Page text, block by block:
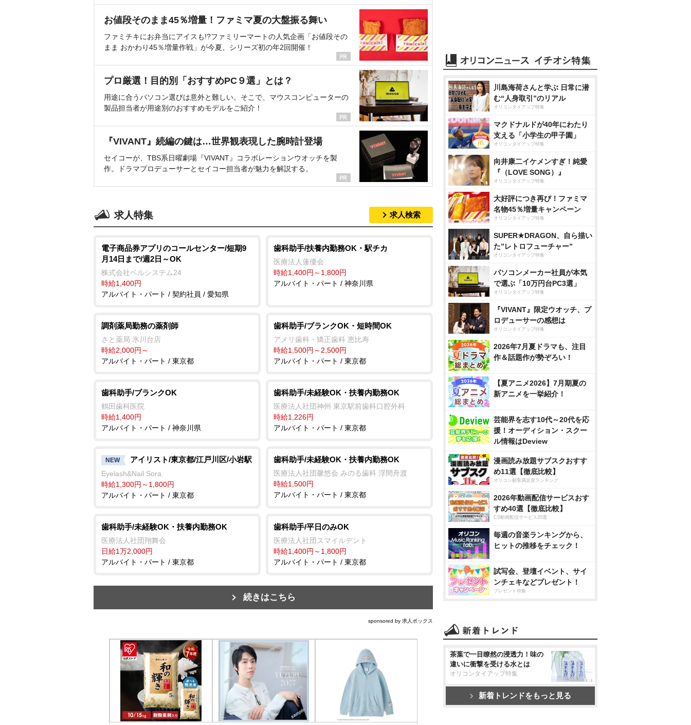
お値段そのまま45％増量！ファミマ夏の大盤振る舞い
ファミチキにお弁当にアイスも!?ファミリーマートの人気企画「お値段その
まま おかわり45％増量作戦」が今夏、シリーズ初の年2回開催！
プロ厳選！目的別「おすすめPC９選」とは？
用途に合うパソコン選びは意外と難しい。そこで、マウスコンピューターの
製品担当者が用途別のおすすめモデルをご紹介！
『VIVANT』続編の鍵は…世界観表現した腕時計登場
セイコーが、TBS系日曜劇場『VIVANT』コラボレーションウオッチを製
作。ドラマプロデューサーとセイコー担当者が魅力を解説する。
求人特集 求人検索
電子商品券アプリのコールセンター/短期9
月14日まで/週2日～OK
株式会社ベルシステム24
時給1,400円
アルバイト・パート / 契約社員 / 愛知県
歯科助手/扶養内勤務OK・駅チカ
医療法人蓮優会
時給1,400円～1,800円
アルバイト・パート / 神奈川県
調剤薬局勤務の薬剤師
さと薬局 氷川台店
時給2,000円～
アルバイト・パート / 東京都
歯科助手/ブランクOK・短時間OK
アメリ歯科・矯正歯科 恵比寿
時給1,500円～2,500円
アルバイト・パート / 東京都
歯科助手/ブランクOK
鶴田歯科医院
時給1,400円
アルバイト・パート / 神奈川県
歯科助手/未経験OK・扶養内勤務OK
医療法人社団神州 東京駅前歯科口腔外科
時給1,226円
アルバイト・パート / 東京都
NEW アイリスト/東京都/江戸川区/小岩駅
Eyelash&Nail Sora.
時給1,300円～1,800円
アルバイト・パート / 東京都
歯科助手/未経験OK・扶養内勤務OK
医療法人社団馨悠会 みのる歯科 浮間舟渡
時給1,500円
アルバイト・パート / 東京都
歯科助手/未経験OK・扶養内勤務OK
医療法人社団翔舞会
日給1万2,000円
アルバイト・パート / 東京都
歯科助手/平日のみOK
医療法人社団スマイルデント
時給1,400円～1,800円
アルバイト・パート / 東京都
続きはこちら
sponsored by 求人ボックス
川島海荷さんと学ぶ 日常に潜
む“人身取引”のリアル
オリコンタイアップ特集
マクドナルドが40年にわたり
支える「小学生の甲子園」
オリコンタイアップ特集
向井康二イケメンすぎ！純愛
『（LOVE SONG）』
オリコンタイアップ特集
大好評につき再び！ファミマ
名物45％増量キャンペーン
オリコンタイアップ特集
SUPER★DRAGON、自ら描い
た”レトロフューチャー”
オリコンタイアップ特集
パソコンメーカー社員が本気
で選ぶ「10万円台PC3選」
オリコンタイアップ特集
『VIVANT』限定ウオッチ、プ
ロデューサーの感想は
オリコンタイアップ特集
2026年7月夏ドラマも、注目
作＆話題作が勢ぞろい！
【夏アニメ2026】7月期夏の
新アニメを一挙紹介！
芸能界を志す10代～20代を応
援！オーディション・スクー
ル情報はDeview
漫画読み放題サブスクおすす
め11選【徹底比較】
オリコン顧客満足度ランキング
2026年動画配信サービスおす
すめ40選【徹底比較】
CS動画配信サービス20選
毎週の音楽ランキングから、
ヒットの推移をチェック！
試写会、登壇イベント、サイ
ンチェキなどプレゼント！
プレゼント特集
茶葉で一目瞭然の浸透力！味の
違いに衝撃を受ける水とは
オリコンタイアップ特集
新着トレンドをもっと見る